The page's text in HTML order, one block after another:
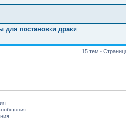
для постановки драки
15 тем •